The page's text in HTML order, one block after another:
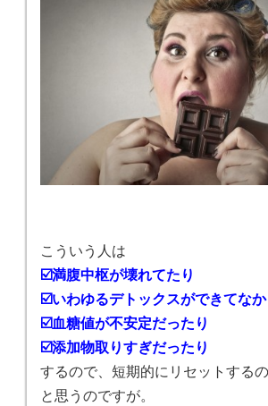
こういう人は
☑️満腹中枢が壊れてたり
☑️いわゆるデトックスができてなか
☑️血糖値が不安定だったり
☑️添加物取りすぎだったり
するので、短期的にリセットする
と思うのですが。